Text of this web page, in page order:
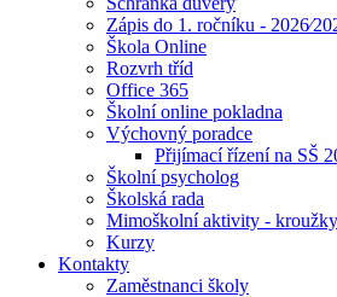
Zápis do 1. ročníku -
Škola Online
Rozvrh tříd
Office 365
Školní online pokladna
Výchovný poradce
Přijímací řízení na SŠ
Školní psycholog
Školská rada
Mimoškolní aktivity - kroužky
Kurzy
Kontakty
Zaměstnanci školy